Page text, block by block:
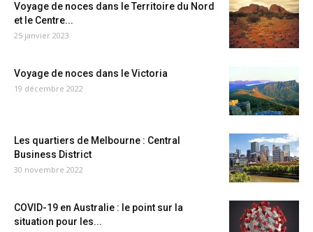
Voyage de noces dans le Territoire du Nord
et le Centre...
25 janvier 2023
Voyage de noces dans le Victoria
19 décembre 2022
Les quartiers de Melbourne : Central
Business District
30 novembre 2022
COVID-19 en Australie : le point sur la
situation pour les...